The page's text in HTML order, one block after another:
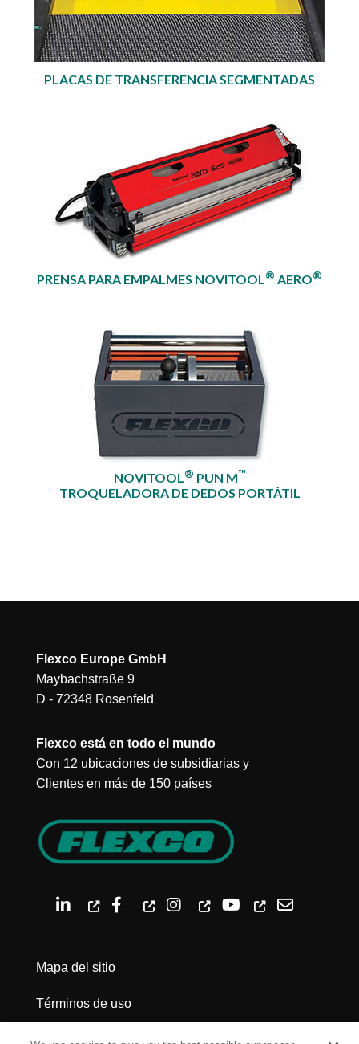
PLACAS DE TRANSFERENCIA SEGMENTADAS
PRENSA PARA EMPALMES NOVITOOL® AERO®
NOVITOOL® PUN M™
TROQUELADORA DE DEDOS PORTÁTIL
Flexco Europe GmbH
Maybachstraße 9
D - 72348 Rosenfeld
Flexco está en todo el mundo
Con 12 ubicaciones de subsidiarias y
Clientes en más de 150 países
Mapa del sitio
Términos de uso
Política de privacidad